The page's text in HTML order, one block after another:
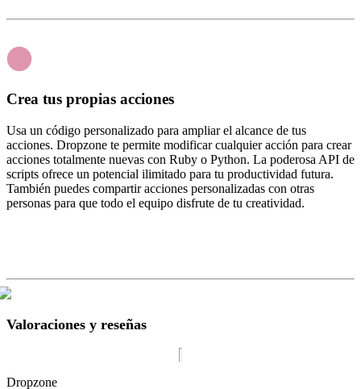
Crea tus propias acciones
Usa un código personalizado para ampliar el alcance de tus
acciones. Dropzone te permite modificar cualquier acción para crear
acciones totalmente nuevas con Ruby o Python. La poderosa API de
scripts ofrece un potencial ilimitado para tu productividad futura.
También puedes compartir acciones personalizadas con otras
personas para que todo el equipo disfrute de tu creatividad.
Valoraciones y reseñas
Dropzone